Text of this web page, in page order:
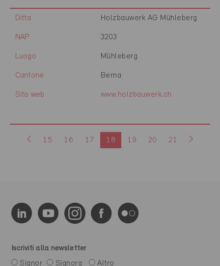
Ditta Holzbauwerk AG Mühleberg
NAP 3203
Luogo Mühleberg
Cantone Berna
Sito web www.holzbauwerk.ch
15 16 17 18 19 20 21
Iscriviti alla newsletter
Signor
Signora Altro